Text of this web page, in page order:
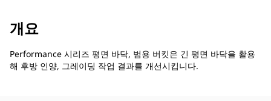
개요
Performance 시리즈 평면 바닥, 범용 버킷은 긴 평면 바닥을 활용
해 후방 인양, 그레이딩 작업 결과를 개선시킵니다.